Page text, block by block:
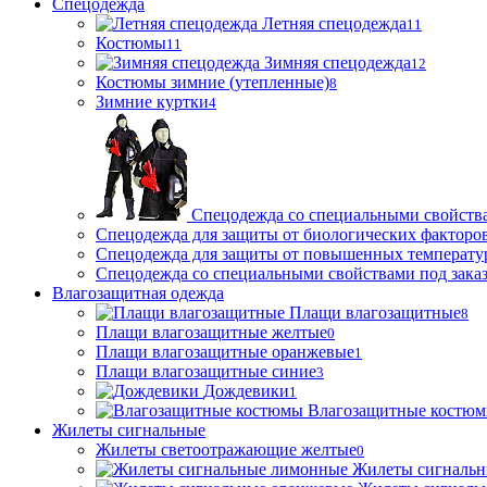
Спецодежда
Летняя спецодежда11
Костюмы11
Зимняя спецодежда12
Костюмы зимние (утепленные)8
Зимние куртки4
Спецодежда со специальными
Спецодежда для защиты от биологических
Спецодежда для защиты от повышенных
Спецодежда со специальными свойствами под заказ
Влагозащитная одежда
Плащи влагозащитные8
Плащи влагозащитные желтые0
Плащи влагозащитные оранжевые1
Плащи влагозащитные синие3
Дождевики1
Влагозащитные
Жилеты сигнальные
Жилеты светоотражающие желтые0
Жилеты